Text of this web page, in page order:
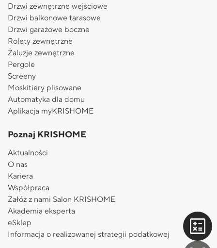
Drzwi zewnętrzne wejściowe
Drzwi balkonowe tarasowe
Drzwi garażowe boczne
Rolety zewnętrzne
Żaluzje zewnętrzne
Pergole
Screeny
Moskitiery plisowane
Automatyka dla domu
Aplikacja myKRISHOME
Poznaj KRISHOME
Aktualności
O nas
Kariera
Współpraca
Załóż z nami Salon KRISHOME
Akademia eksperta
eSklep
Informacja o realizowanej strategii podatkowej